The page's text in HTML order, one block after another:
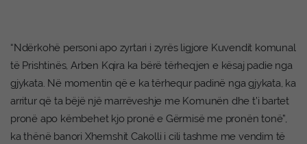
“Ndërkohë personi apo zyrtari i zyrës ligjore Kuvendit komunal
të Prishtinës, Arben Kqira ka bërë tërheqjen e kësaj padie nga
gjykata. Në momentin që e ka tërhequr padinë nga gjykata, ka
arritur që ta bëjë një marrëveshje me Komunën dhe t’i bartet
pronë apo këmbehet kjo pronë e Gërmisë me pronën tonë”,
ka thënë banori Xhemshit Cakolli i cili tashme me vendim të